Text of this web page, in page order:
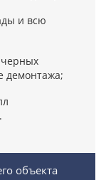
и всю
демонтажа;
объекта